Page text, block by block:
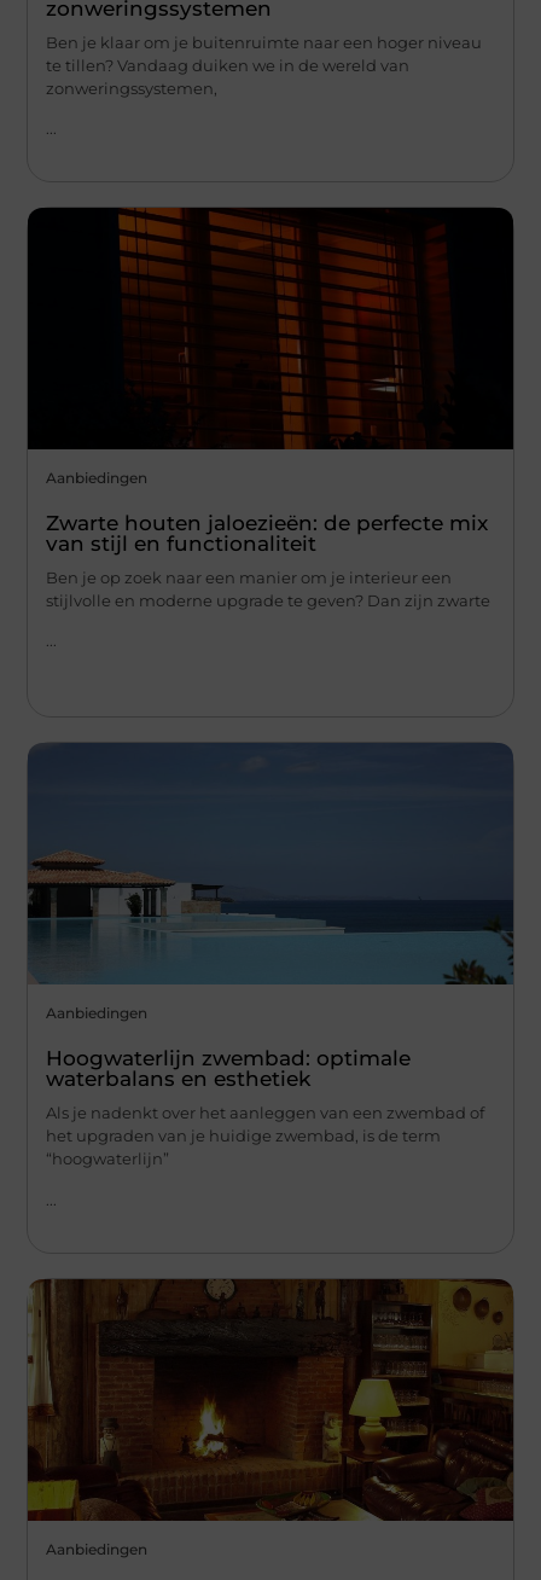
zonweringssystemen
Ben je klaar om je buitenruimte naar een hoger niveau
te tillen? Vandaag duiken we in de wereld van
zonweringssystemen,
Aanbiedingen
Zwarte houten jaloezieën: de perfecte mix
van stijl en functionaliteit
Ben je op zoek naar een manier om je interieur een
stijlvolle en moderne upgrade te geven? Dan zijn zwarte
...
Aanbiedingen
Hoogwaterlijn zwembad: optimale
waterbalans en esthetiek
Als je nadenkt over het aanleggen van een zwembad of
het upgraden van je huidige zwembad, is de term
“hoogwaterlijn”
Aanbiedingen